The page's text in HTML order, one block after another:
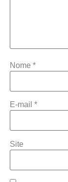
Nome *
E-mail *
Site